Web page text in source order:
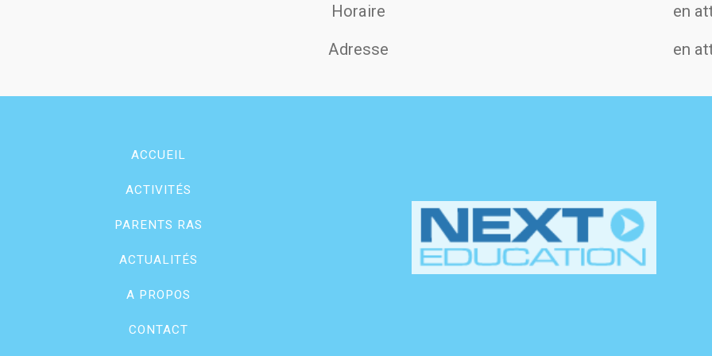
Horaire
en
Adresse
en
ACCUEIL
ACTIVITÉS
PARENTS RAS
ACTUALITÉS
A PROPOS
CONTACT